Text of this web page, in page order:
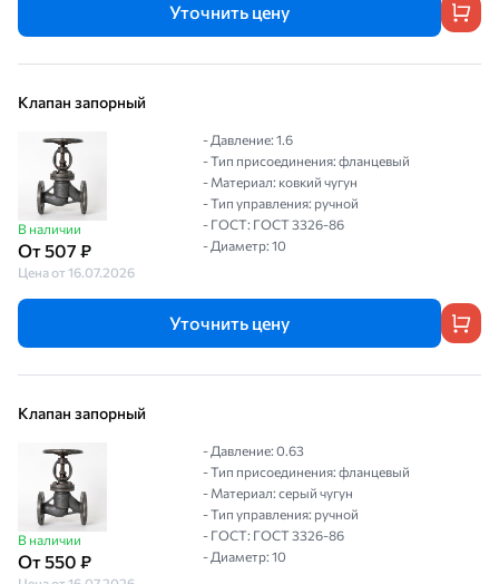
Уточнить цену
Клапан запорный
В наличии
От 507 ₽
Цена от 16.07.2026
- Давление: 1.6
- Тип присоединения: фланцевый
- Материал: ковкий чугун
- Тип управления: ручной
- ГОСТ: ГОСТ 3326-86
- Диаметр: 10
Уточнить цену
Клапан запорный
В наличии
От 550 ₽
- Давление: 0.63
- Тип присоединения: фланцевый
- Материал: серый чугун
- Тип управления: ручной
- ГОСТ: ГОСТ 3326-86
- Диаметр: 10